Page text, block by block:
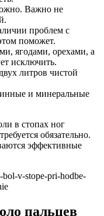
Важно не
проблем с
поможет.
ягодами, орехами, а
исключить.
литров чистой
и минеральные
в стопах ног
обязательно.
эффективные
bol-v-stope-pri-hodbe-
пальцев